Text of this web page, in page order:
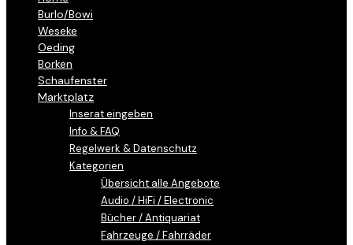
Burlo/Bowi
Weseke
Oeding
Borken
Schaufenster
Marktplatz
Inserat eingeben
Info & FAQ
Regelwerk & Datenschutz
Kategorien
Übersicht alle Angebote
Audio / HiFi / Electronic
Bücher / Antiquariat
Fahrzeuge / Fahrräder